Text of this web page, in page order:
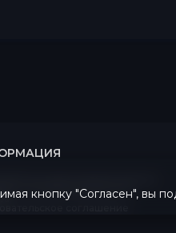
конфиденциальности
кнопку "Согласен", вы